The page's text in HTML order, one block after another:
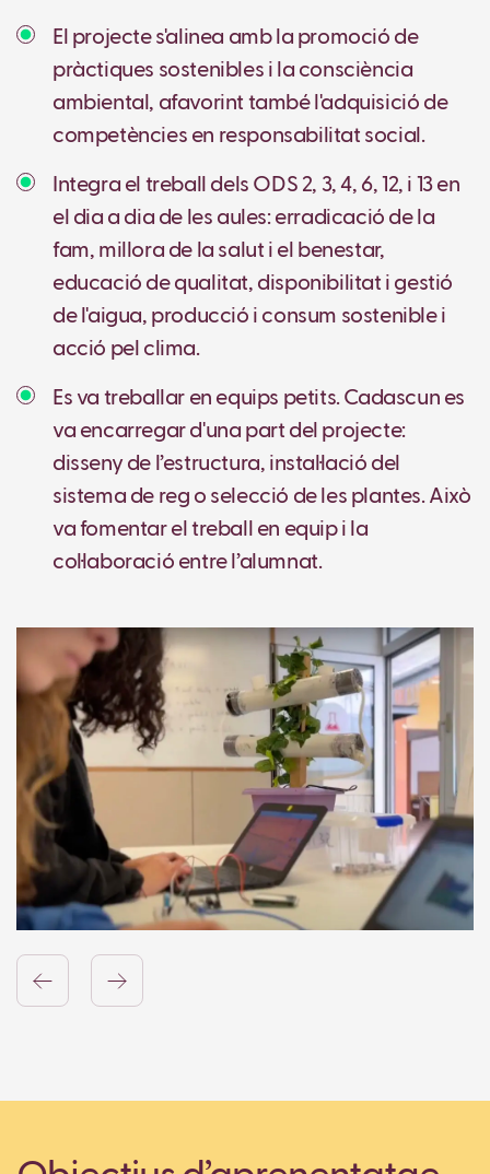
El projecte s'alinea amb la promoció de
pràctiques sostenibles i la consciència
ambiental, afavorint també l'adquisició de
competències en responsabilitat social.
Integra el treball dels ODS 2, 3, 4, 6, 12, i 13 en
el dia a dia de les aules: erradicació de la
fam, millora de la salut i el benestar,
educació de qualitat, disponibilitat i gestió
de l'aigua, producció i consum sostenible i
acció pel clima.
Es va treballar en equips petits. Cadascun es
va encarregar d'una part del projecte:
disseny de l’estructura, instal·lació del
sistema de reg o selecció de les plantes. Això
va fomentar el treball en equip i la
col·laboració entre l’alumnat.